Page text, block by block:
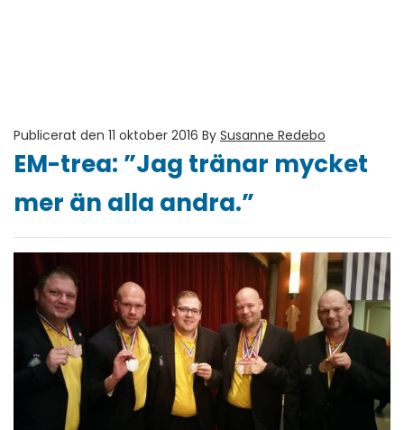
Publicerat den 11 oktober 2016 By Susanne Redebo
EM-trea: ”Jag tränar mycket
mer än alla andra.”